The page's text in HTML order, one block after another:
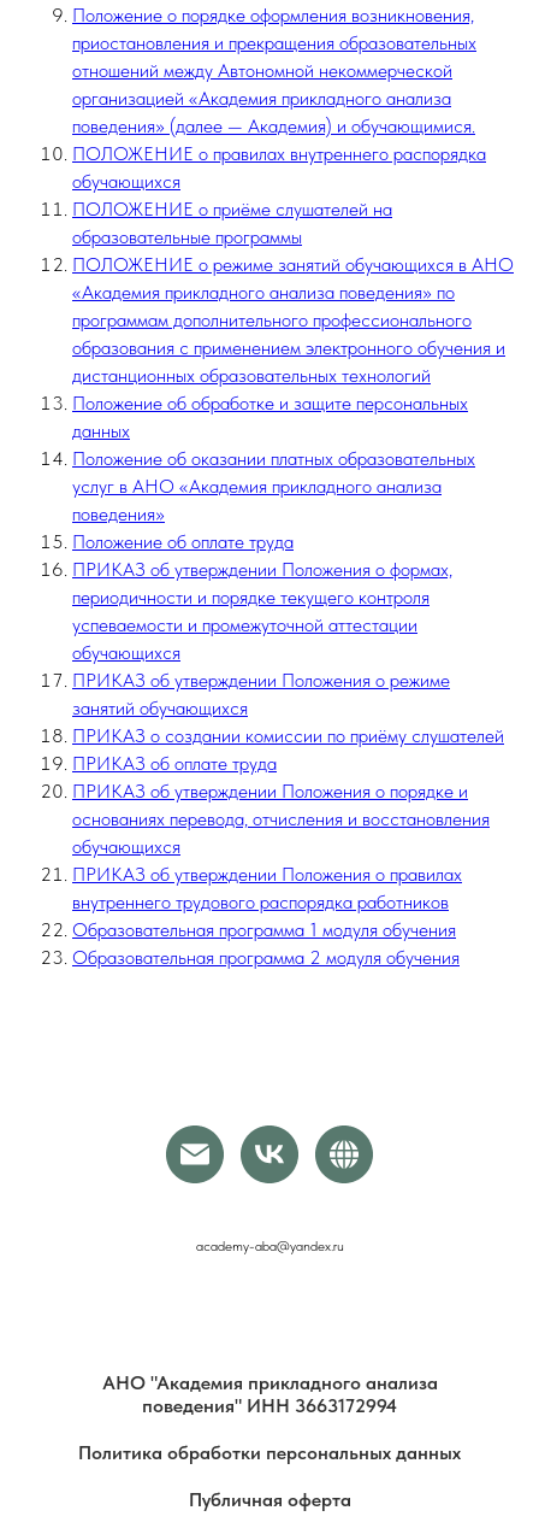
Положение о порядке оформления возникновения,
приостановления и прекращения образовательных
отношений между Автономной некоммерческой
организацией «Академия прикладного анализа
поведения» (далее — Академия) и обучающимися.
ПОЛОЖЕНИЕ о правилах внутреннего распорядка
обучающихся
ПОЛОЖЕНИЕ о приёме слушателей на
образовательные программы
ПОЛОЖЕНИЕ о режиме занятий обучающихся в АНО
«Академия прикладного анализа поведения» по
программам дополнительного профессионального
образования с применением электронного обучения и
дистанционных образовательных технологий
Положение об обработке и защите персональных
данных
Положение об оказании платных образовательных
услуг в АНО «Академия прикладного анализа
поведения»
Положение об оплате труда
ПРИКАЗ об утверждении Положения о формах,
периодичности и порядке текущего контроля
успеваемости и промежуточной аттестации
обучающихся
ПРИКАЗ об утверждении Положения о режиме
занятий обучающихся
ПРИКАЗ о создании комиссии по приёму слушателей
ПРИКАЗ об оплате труда
ПРИКАЗ об утверждении Положения о порядке и
основаниях перевода, отчисления и восстановления
обучающихся
ПРИКАЗ об утверждении Положения о правилах
внутреннего трудового распорядка работников
Образовательная программа 1 модуля обучения
Образовательная программа 2 модуля обучения
academy-aba@yandex.ru
АНО "Академия прикладного анализа
поведения" ИНН 3663172994
Политика обработки персональных данных
Публичная оферта